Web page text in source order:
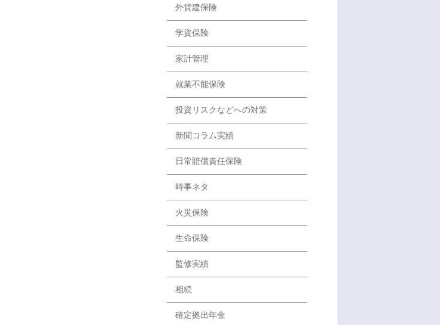
外貨建保険
学資保険
家計管理
就業不能保険
投資リスクなどへの対策
新聞コラム実績
日常賠償責任保険
時事ネタ
火災保険
生命保険
監修実績
相続
確定拠出年金